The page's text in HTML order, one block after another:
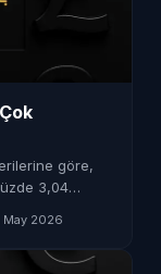
göre,
3,04
May 2026